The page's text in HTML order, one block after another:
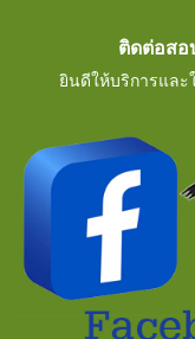
ติดต่อส
ยินดีให้บริการแล